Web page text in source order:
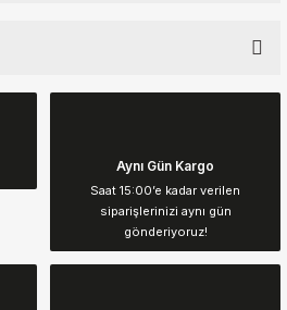
ederiz.
veya görüntülenemiyor.
bilgiler bulunuyor.
Aynı Gün Kargo
Saat 15:00’e kadar verilen
siparişlerinizi aynı gün
gönderiyoruz!